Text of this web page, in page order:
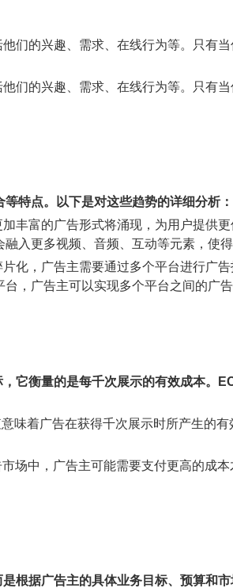
们的兴趣、需求、在线行为等。只有
们的兴趣、需求、在线行为等。只有
特点。以下是对这些趋势的详细分析：
丰富的广告形式将涌现，为用户提供
入更多视频、音频、互动等元素，使得
化，广告主需要通过多个平台进行广
，广告主可以实现多个平台之间的广
它衡量的是每千次展示的有效成本。
味着广告在获得千次展示时所产生的
场中，广告主可能需要支付更高的成
根据广告主的具体业务目标、预算和